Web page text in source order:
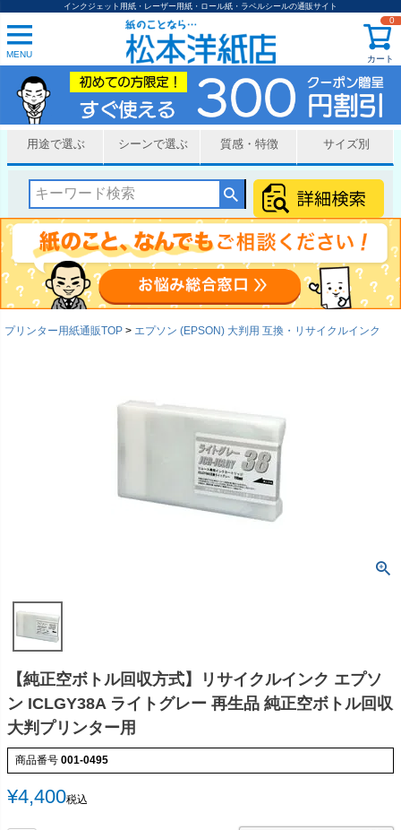
インクジェット用紙・レーザー用紙・ロール紙・ラベルシールの通販サイト
MENU カート
0
用途で選ぶ シーンで選ぶ 質感・特徴 サイズ別
プリンター用紙通販TOP エプソン (EPSON) 大判用 互換・リサイクルインク
【純正空ボトル回収方式】リサイクルインク エプソ
ン ICLGY38A ライトグレー 再生品 純正空ボトル回収
大判プリンター用
商品番号 001-0495
¥4,400税込